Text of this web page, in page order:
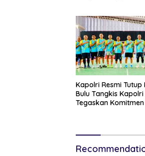
Kapolri Resmi
Bulu Tangkis Kapolri
Tegaskan